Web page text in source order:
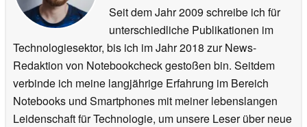
Seit dem Jahr 2009 schreibe ich für
unterschiedliche Publikationen im
Technologiesektor, bis ich im Jahr 2018 zur News-
Redaktion von Notebookcheck gestoßen bin. Seitdem
verbinde ich meine langjährige Erfahrung im Bereich
Notebooks und Smartphones mit meiner lebenslangen
Leidenschaft für Technologie, um unsere Leser über neue